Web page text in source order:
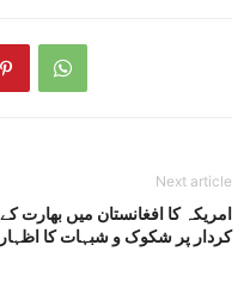
Next article
امریکہ کا افغانستان میں بھارت کے
کردار پر شکوک و شبہات کا اظہار